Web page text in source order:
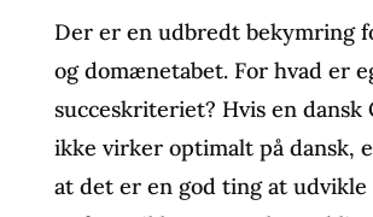
Der er en udbredt bekymring
og domænetabet. For hvad er
succeskriteriet? Hvis en dansk
ikke virker optimalt på dansk,
at det er en god ting at udvikle